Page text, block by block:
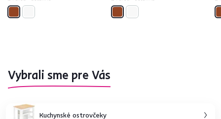
Vybrali sme pre Vás
Kuchynské ostrovčeky